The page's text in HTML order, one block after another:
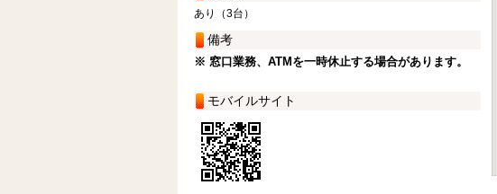
あり（3台）
備考
※ 窓口業務、ATMを一時休止する場合があります。
モバイルサイト